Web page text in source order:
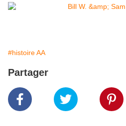
#histoire AA
Partager